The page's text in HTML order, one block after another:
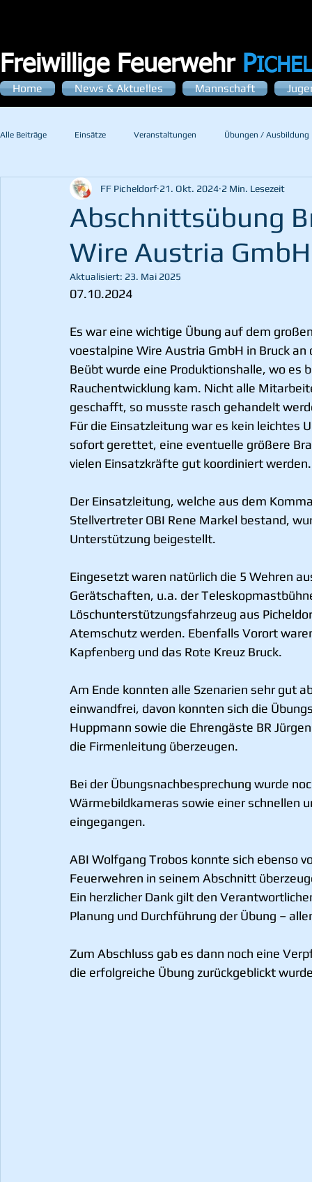
Freiwillige Feuerwehr P
Home News & Aktuelles Mannschaft
Alle Beiträge Einsätze Veranstaltungen Übungen / Ausbildung
Abschnittsübung
Wire Austria GmbH
FF Picheldorf 21. Okt. 2024 2 Min. Lesezeit
Aktualisiert: 23. Mai 2025
07.10.2024
Es war eine wichtige Übung auf dem
voestalpine Wire Austria GmbH in Bruck an
Beübt wurde eine Produktionshalle, wo es
Rauchentwicklung kam. Nicht alle
geschafft, so musste rasch gehandelt
Für die Einsatzleitung war es kein leichtes
sofort gerettet, eine eventuelle größere
vielen Einsatzkräfte gut koordiniert werden.
Der Einsatzleitung, welche aus dem
Stellvertreter OBI Rene Markel bestand,
Unterstützung beigestellt.
Eingesetzt waren natürlich die 5 Wehren
Gerätschaften, u.a. der
Löschunterstützungsfahrzeug aus
Atemschutz werden. Ebenfalls Vorort
Kapfenberg und das Rote Kreuz Bruck.
Am Ende konnten alle Szenarien sehr gut
einwandfrei, davon konnten sich die
Huppmann sowie die Ehrengäste BR
die Firmenleitung überzeugen.
Bei der Übungsnachbesprechung wurde
Wärmebildkameras sowie einer schnellen
eingegangen.
ABI Wolfgang Trobos konnte sich ebenso
Feuerwehren in seinem Abschnitt
Ein herzlicher Dank gilt den
Planung und Durchführung der Übung –
Zum Abschluss gab es dann noch eine
die erfolgreiche Übung zurückgeblickt